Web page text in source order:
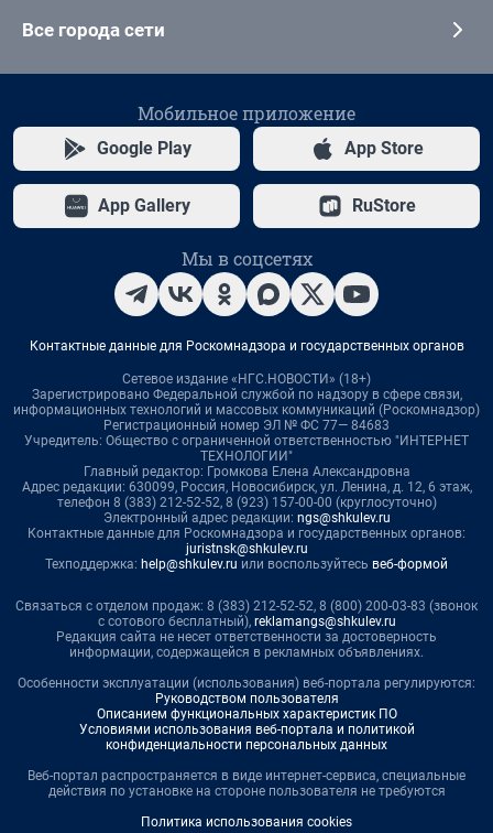
Все города сети
Мобильное приложение
Google Play App Store
App Gallery RuStore
Мы в соцсетях
Контактные данные для Роскомнадзора и государственных органов
Сетевое издание «НГС.НОВОСТИ» (18+)
Зарегистрировано Федеральной службой по надзору в сфере связи,
информационных технологий и массовых коммуникаций (Роскомнадзор)
Регистрационный номер ЭЛ № ФС 77— 84683
Учредитель: Общество с ограниченной ответственностью "ИНТЕРНЕТ
ТЕХНОЛОГИИ"
Главный редактор: Громкова Елена Александровна
Адрес редакции: 630099, Россия, Новосибирск, ул. Ленина, д. 12, 6 этаж,
телефон 8 (383) 212-52-52, 8 (923) 157-00-00 (круглосуточно)
Электронный адрес редакции: ngs@shkulev.ru
Контактные данные для Роскомнадзора и государственных органов:
juristnsk@shkulev.ru
Техподдержка: help@shkulev.ru или воспользуйтесь веб-формой
Связаться с отделом продаж: 8 (383) 212-52-52, 8 (800) 200-03-83 (звонок
с сотового бесплатный), reklamangs@shkulev.ru
Редакция сайта не несет ответственности за достоверность
информации, содержащейся в рекламных объявлениях.
Особенности эксплуатации (использования) веб-портала регулируются:
Руководством пользователя
Описанием функциональных характеристик ПО
Условиями использования веб-портала и политикой
конфиденциальности персональных данных
Веб-портал распространяется в виде интернет-сервиса, специальные
действия по установке на стороне пользователя не требуются
Политика использования cookies